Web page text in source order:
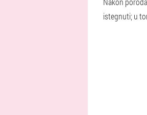
istegnuti; u